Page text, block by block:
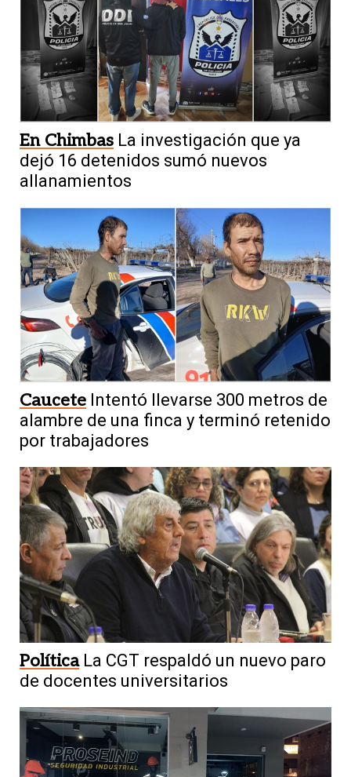
En Chimbas La investigación que ya
dejó 16 detenidos sumó nuevos
allanamientos
Caucete Intentó llevarse 300 metros de
alambre de una finca y terminó retenido
por trabajadores
Política La CGT respaldó un nuevo paro
de docentes universitarios